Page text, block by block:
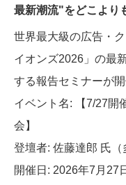
最新潮流"をどこより
世界最大級の広告・
イオンズ2026」の最
する報告セミナーが
イベント名: 【7/27開
会】
登壇者: 佐藤達郎 氏（
開催日: 2026年7月27